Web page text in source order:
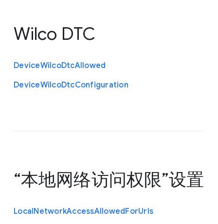
Wilco DTC
DeviceWilcoDtcAllowed
DeviceWilcoDtcConfiguration
“本地网络访问权限”设置
LocalNetworkAccessAllowedForUrls